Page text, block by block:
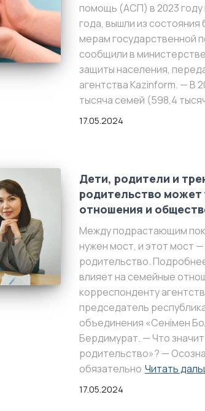
помощь (АСП) в 2023 году
года, вышли из
мерам государственной
сообщили в
защиты населения,
агентства Kazinform. — В
тысяча семей (598,4
17.05.2024
Дети, родители и
родительство
отношения и
Между подрастающим
нужен мост, и этот мост
родительство.
влияет на семейные
корреспонденту
председатель
объединения «Сенімен
Бердимурат. — Что
родительство»? —
обязательно Читать
17.05.2024